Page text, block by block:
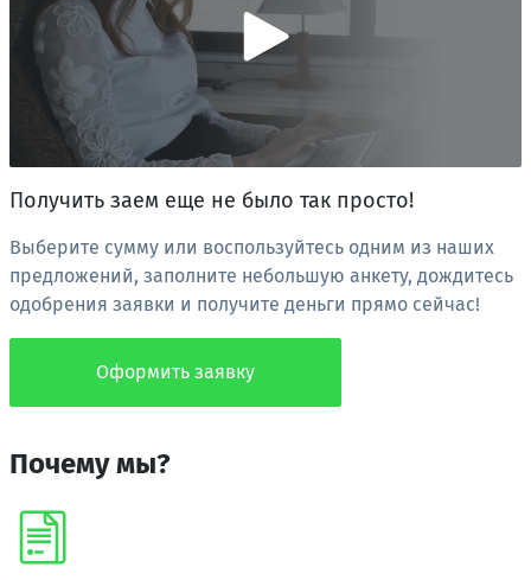
Получить заем еще не было так просто!
Выберите сумму или воспользуйтесь одним из наших
предложений, заполните небольшую анкету, дождитесь
одобрения заявки и получите деньги прямо сейчас!
Оформить заявку
Почему мы?